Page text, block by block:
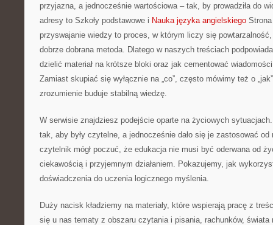
przyjazna, a jednocześnie wartościowa – tak, by prowadziła do
adresy to Szkoły podstawowe i Nauka języka angielskiego
przyswajanie wiedzy to proces, w którym liczy się
dobrze dobrana metoda. Dlatego w naszych treściach
dzielić materiał na krótsze bloki oraz jak cementować
Zamiast skupiać się wyłącznie na „co”, często mówimy też o
zrozumienie buduje stabilną wiedzę.
W serwisie znajdziesz podejście oparte na życiowych
tak, aby były czytelne, a jednocześnie dało się je zastosować
czytelnik mógł poczuć, że edukacja nie musi być oderwana od
ciekawością i przyjemnym działaniem. Pokazujemy, jak
doświadczenia do uczenia logicznego myślenia.
Duży nacisk kładziemy na materiały, które wspierają pracę z
się u nas tematy z obszaru czytania i pisania, rachunków, świata